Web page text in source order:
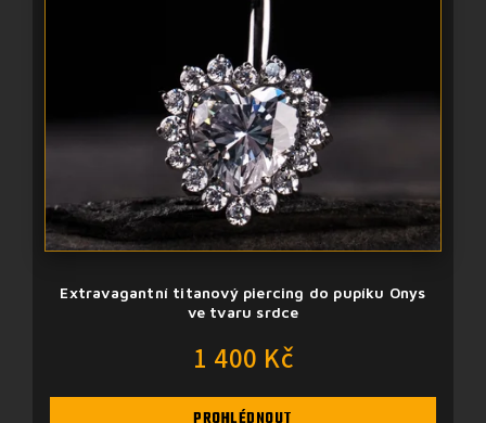
Extravagantní titanový piercing do pupíku Onys
ve tvaru srdce
1 400 Kč